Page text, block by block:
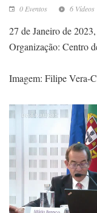
0 Eventos 6 Vídeos
27 de Janeiro de
Organização: Centro
Imagem: Filipe Vera-